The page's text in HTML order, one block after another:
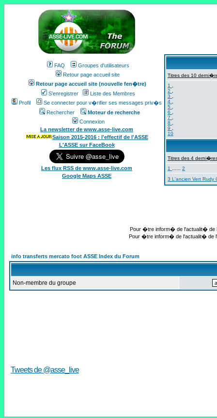
FAQ
Groupes d'utilisateurs
Retour page accueil site
Retour page accueil site (nouvelle fen�tre)
S'enregistrer
Liste des Membres
Profil
Se connecter pour v�rifier ses messages priv�s
Rechercher
Moteur de recherche
Connexion
La newsletter de www.asse-live.com
Saison 2015-2016 : l'effectif de l'ASSE
L'ASSE sur FaceBook
Les flux RSS de www.asse-live.com
Google Maps ASSE
Titres des 10
1
2
3
4
5
6
7
8
9
10
Titres des 4
1
2
3 L'ancien Vert
Pour �tre inform� de l'actualit� de
Pour �tre inform� de l'actualit� de
info transferts mercato foot ASSE Index du Forum
Non-membre du groupe
Tweets de @asse_live